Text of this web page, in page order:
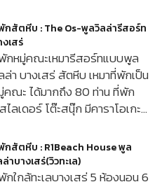
กสัตหีบ : The Os-พูลวิลล่ารีสอร์ท
งเสร่
กหมู่คณะเหมารีสอร์ทแบบพูล
ล่า บางเสร่ สัตหีบ เหมาที่พักเป็น
คณะ ได้มากถึง 80 ท่าน ที่พัก
ลเดอร์ โต๊ะสนุ๊ก มีคาราโอเกะ…
กสัตหีบ : R1Beach House พูล
าบางเสร่(วิวทะเล)
กใกล้ทะเลบางเสร่ 5 ห้องนอน 6